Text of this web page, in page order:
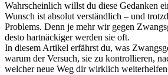
Wahrscheinlich willst du diese Gedanken
Wunsch ist absolut verständlich – und
Problems. Denn je mehr wir gegen
desto hartnäckiger werden sie oft.
In diesem Artikel erfährst du, was
warum der Versuch, sie zu kontrollieren,
welcher neue Weg dir wirklich